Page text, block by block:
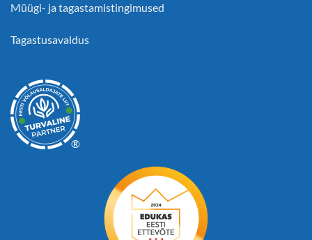
Müügi- ja tagastamistingimused
Tagastusavaldus
®